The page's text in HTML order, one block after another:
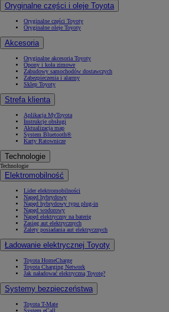
Oryginalne części i oleje Toyota
Oryginalne części Toyoty
Oryginalne oleje Toyoty
Akcesoria
Oryginalne akcesoria Toyoty
Opony i koła zimowe
Zabudowy samochodów dostawczych
Zabezpieczenia i alarmy
Sklep Toyoty
Strefa klienta
Aplikacja MyToyota
Instrukcje obsługi
Aktualizacja map
System Bluetooth®
Karty Ratownicze
Technologie
Technologie
Elektromobilność
Lider elektromobilności
Napęd hybrydowy
Napęd hybrydowy typu plug-in
Napęd wodorowy
Napęd elektryczny na baterię
Zasięg aut elektrycznych
Zalety posiadania aut elektrycznych
Ładowanie elektrycznej Toyoty
Toyota HomeCharge
Toyota Charging Network
Jak naładować elektryczną Toyotę?
Systemy bezpieczeństwa
Toyota T-Mate
System eCall